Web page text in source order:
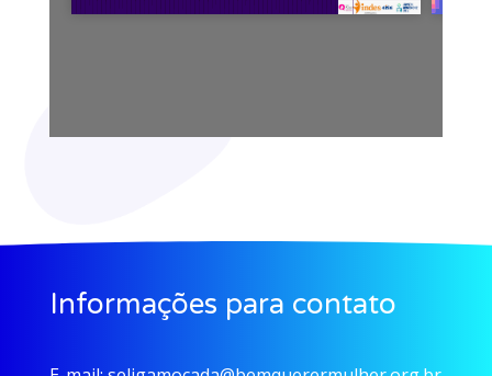
Informações para contato